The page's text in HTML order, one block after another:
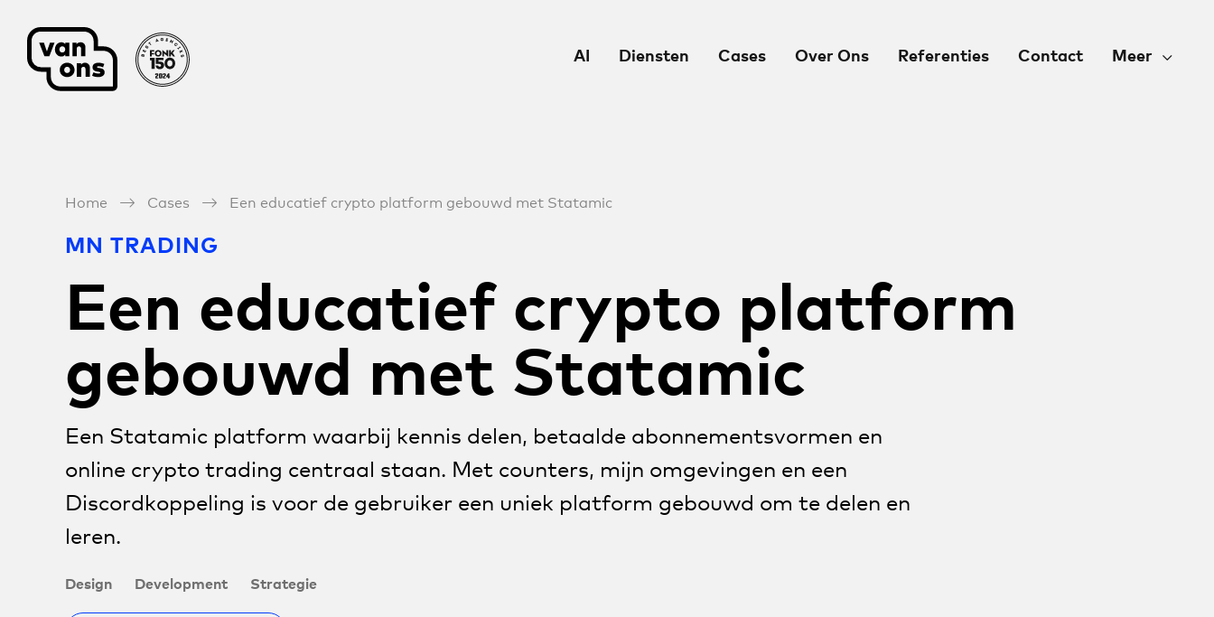
AI Diensten Cases Over Ons Referenties Contact Meer
Home Cases Een educatief crypto platform gebouwd met Statamic
MN TRADING
Een educatief crypto platform
gebouwd met Statamic
Een Statamic platform waarbij kennis delen, betaalde abonnementsvormen en
online crypto trading centraal staan. Met counters, mijn omgevingen en een
Discordkoppeling is voor de gebruiker een uniek platform gebouwd om te delen en
leren.
Design Development Strategie